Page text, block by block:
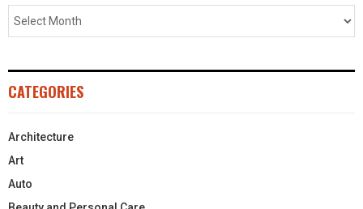
CATEGORIES
Architecture
Art
Auto